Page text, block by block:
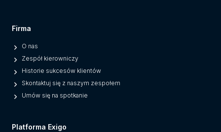
Firma
O nas
Zespół kierowniczy
Historie sukcesów klientów
Skontaktuj się z naszym zespołem
Umów się na spotkanie
Platforma Exigo